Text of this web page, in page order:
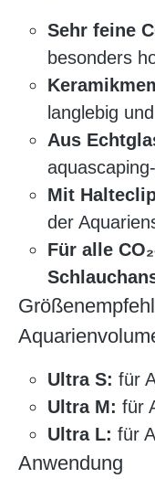
Sehr feine
besonders
langlebig
Aus
Mit
der
Für alle
Ultra S: für
Ultra M: für
Ultra L: für
Anwendung